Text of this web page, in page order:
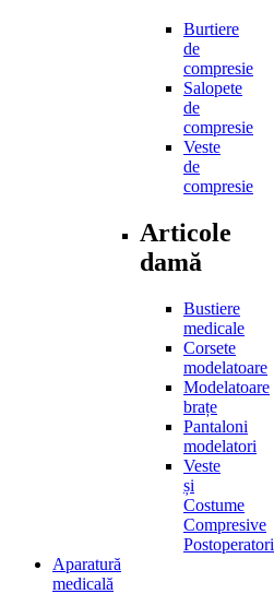
Burtiere
de
compresie
Salopete
de
compresie
Veste
de
compresie
Articole
damă
Bustiere
medicale
Corsete
modelatoare
Modelatoare
brațe
Pantaloni
modelatori
Veste
și
Costume
Compresive
Postoperatori
Aparatură
medicală